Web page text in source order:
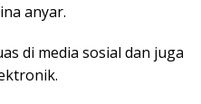
anyar.
di media sosial dan juga